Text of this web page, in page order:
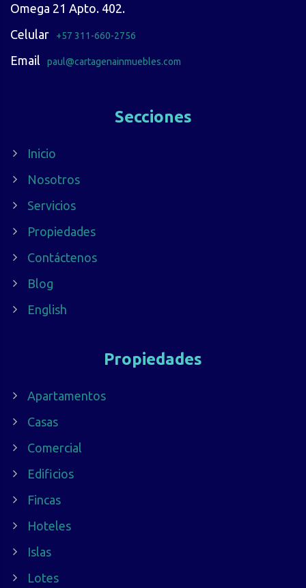
Omega 21 Apto. 402.
Celular
+57 311-660-2756
Email paul@cartagenainmuebles.com
Secciones
Inicio
Nosotros
Servicios
Propiedades
Contáctenos
Blog
English
Propiedades
Apartamentos
Casas
Comercial
Edificios
Fincas
Hoteles
Islas
Lotes